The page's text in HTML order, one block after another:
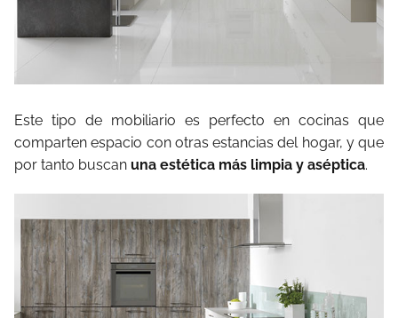
Este tipo de mobiliario es perfecto en cocinas que
comparten espacio con otras estancias del hogar, y que
por tanto buscan una estética más limpia y aséptica.